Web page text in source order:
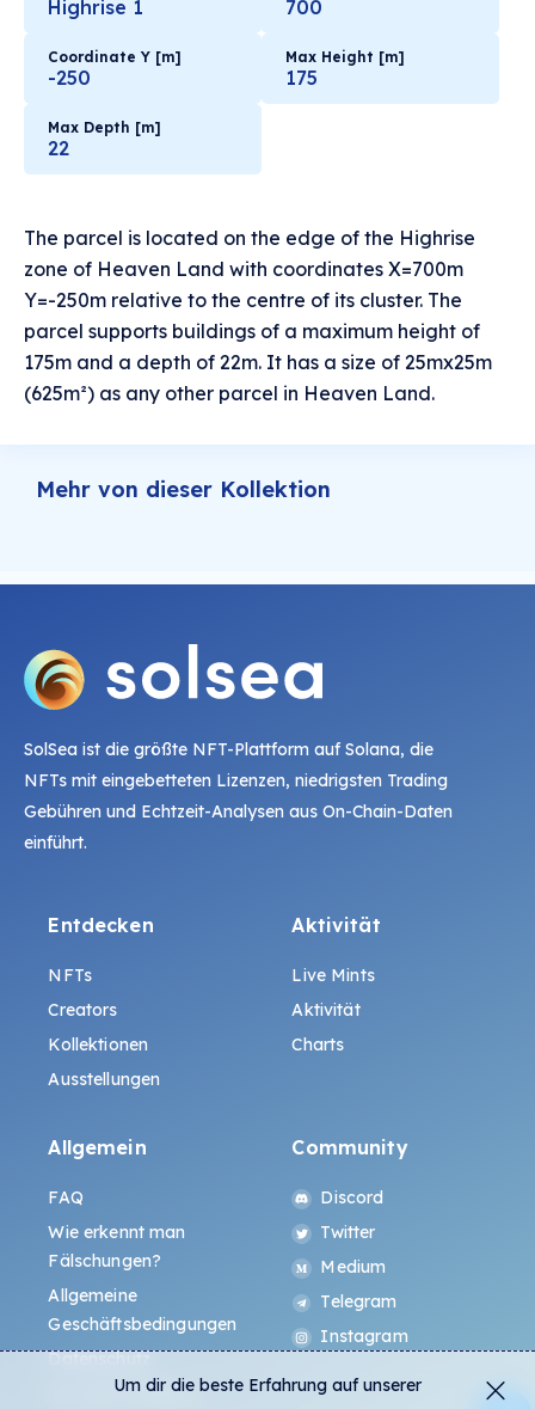
Highrise 1 700
Coordinate Y [m]
-250
Max Height [m]
175
Max Depth [m]
22
The parcel is located on the edge of the Highrise
zone of Heaven Land with coordinates X=700m
Y=-250m relative to the centre of its cluster. The
parcel supports buildings of a maximum height of
175m and a depth of 22m. It has a size of 25mx25m
(625m²) as any other parcel in Heaven Land.
Mehr von dieser Kollektion
SolSea ist die größte NFT-Plattform auf Solana, die
NFTs mit eingebetteten Lizenzen, niedrigsten Trading
Gebühren und Echtzeit-Analysen aus On-Chain-Daten
einführt.
Entdecken
NFTs
Creators
Kollektionen
Ausstellungen
Aktivität
Live Mints
Aktivität
Charts
Allgemein
FAQ
Wie erkennt man
Fälschungen?
Allgemeine
Geschäftsbedingungen
Datenschutz
ALL.ART Protocol
Community
Discord
Twitter
Medium
Telegram
Instagram
Um dir die beste Erfahrung auf unserer